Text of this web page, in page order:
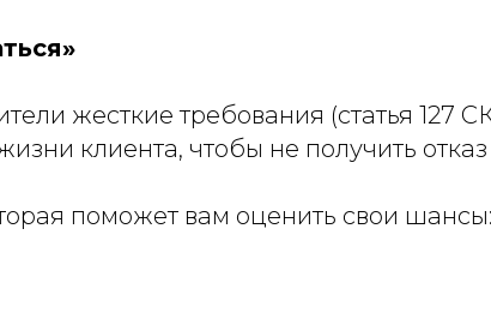
жесткие требования (статья 127
клиента, чтобы не получить
поможет вам оценить свои шансы: